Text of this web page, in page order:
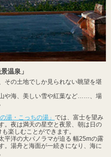
温泉」
その土地でしか見られない眺望を堪
や海、美しい雪や紅葉など……、場
湯・こっちの湯」 では、富士を望み
。夜は満天の星空と夜景、朝は日の
楽しむことができます。
平洋の大パノラマが迫る 幅25mの露
。湯舟と海面が一続きになり、海に